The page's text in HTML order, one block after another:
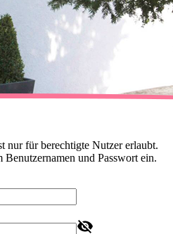
nur für berechtigte Nutzer erlaubt.
und Passwort ein.